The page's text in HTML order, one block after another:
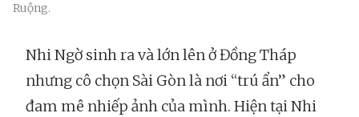
Ruộng.
Nhi Ngờ sinh ra và lớn lên ở Đồng Tháp
nhưng cô chọn Sài Gòn là nơi “trú ẩn” cho
đam mê nhiếp ảnh của mình. Hiện tại Nhi